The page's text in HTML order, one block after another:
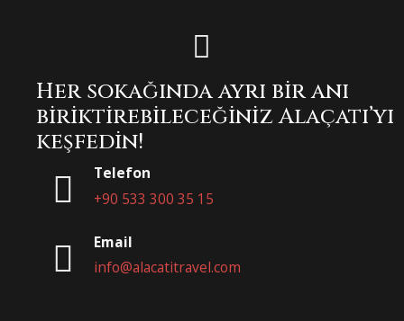
Her sokağında ayrı bir anı
biriktirebileceğiniz Alaçatı’yı
keşfedin!
Telefon
+90 533 300 35 15
Email
info@alacatitravel.com